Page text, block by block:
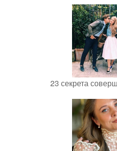
23 секрета